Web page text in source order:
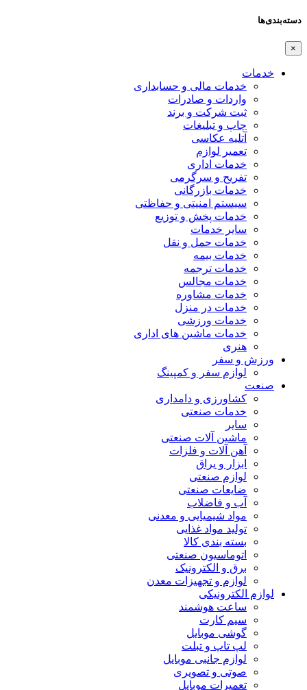
دسته‌بندی‌ها
×
خدمات
خدمات مالی و حسابداری
واردات و صادرات
ثبت شرکت و برند
چاپ و تبلیغات
آتلیه عکاسی
تعمیر لوازم
خدمات اداری
تفریح و سرگرمی
خدمات بازرگانی
سیستم امنیتی و حفاظتی
خدمات پخش و توزیع
سایر خدمات
خدمات حمل و نقل
خدمات بیمه
خدمات ترجمه
خدمات مجالس
خدمات مشاوره
خدمات در منزل
خدمات ورزشی
خدمات ماشین های اداری
هنری
ورزش و سفر
لوازم سفر و کمپینگ
صنعت
کشاورزی و دامداری
خدمات صنعتی
سایر
ماشین آلات صنعتی
آهن آلات و فلزات
ابزار و یراق
لوازم صنعتی
ضایعات صنعتی
آب و فاضلاب
مواد شیمیایی و معدنی
تولید مواد غذایی
بسته بندی کالا
اتوماسیون صنعتی
برق و الکترونیک
لوازم و تجهیزات معدن
لوازم الکترونیکی
ساعت هوشمند
سیم کارت
گوشی موبایل
لپ تاپ و تبلت
لوازم جانبی موبایل
صوتی و تصویری
تعمیرات موبایل